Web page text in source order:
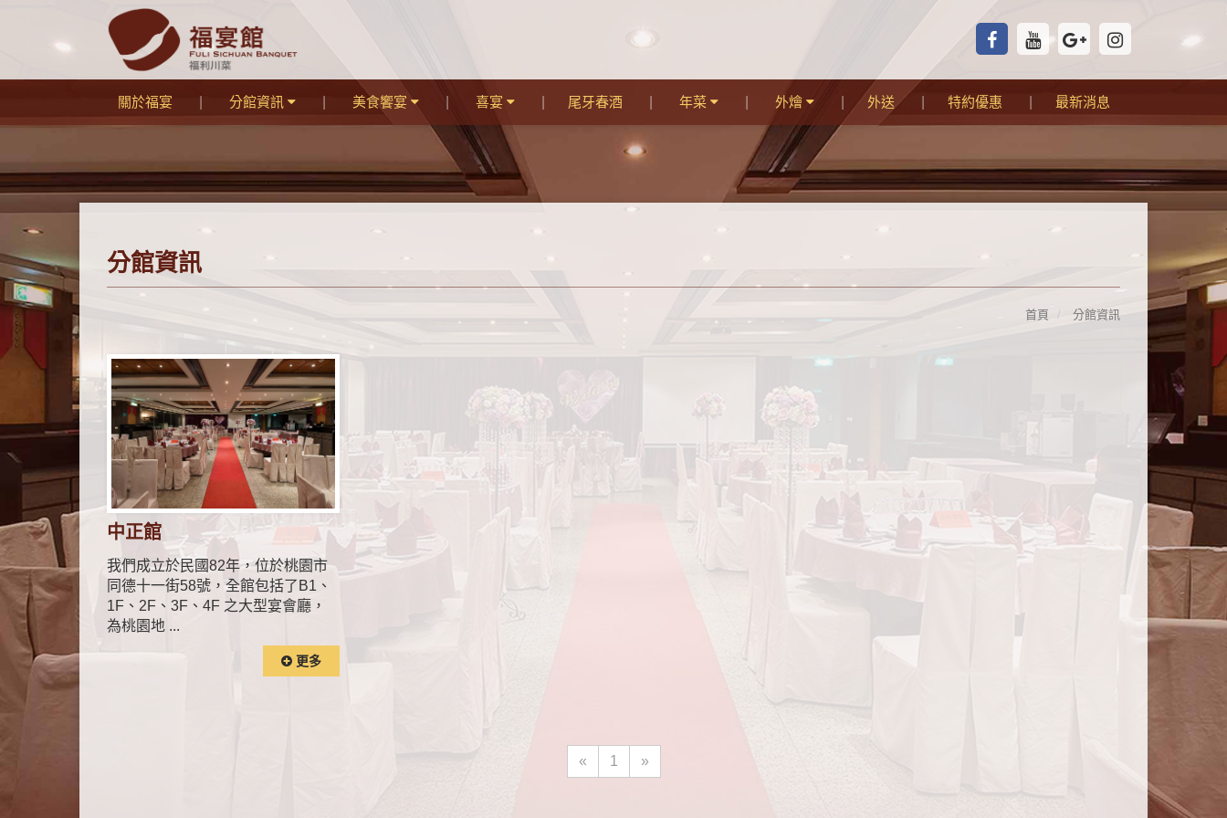
關於福宴 分館資訊 美食饗宴 喜宴 尾牙春酒 年菜 外燴 外送 特約優惠 最新消息
分館資訊
首頁 分館資訊
中正館
我們成立於民國82年，位於桃園市
同德十一街58號，全館包括了B1、
1F、2F、3F、4F 之大型宴會廳，
為桃園地 ...
更多
« 1 »